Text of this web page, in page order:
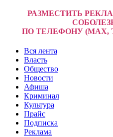
РАЗМЕСТИТЬ
ПО ТЕЛЕФОНУ (MAX,
Вся лента
Власть
Общество
Новости
Афиша
Криминал
Культура
Прайс
Подписка
Реклама